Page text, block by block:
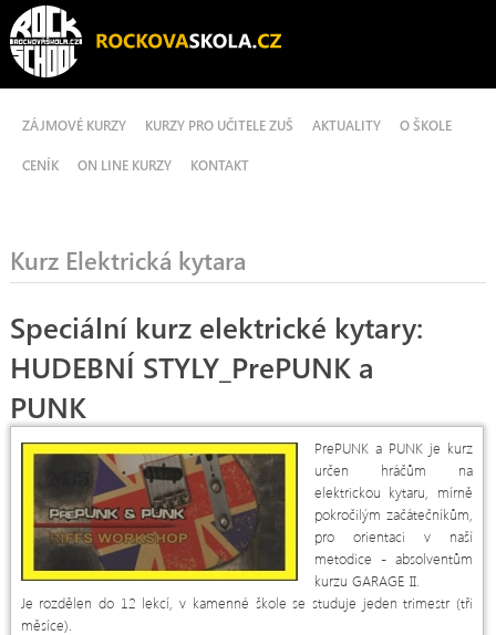
Kurz Elektrická kytara
Speciální kurz elektrické kytary:
HUDEBNÍ STYLY_PrePUNK a
PUNK
PrePUNK a PUNK je kurz
určen hráčům na
elektrickou kytaru, mírně
pokročilým začátečníkům,
pro orientaci v naší
metodice - absolventům
kurzu GARAGE II.
Je rozdělen do 12 lekcí, v kamenné škole se studuje jeden trimestr (tři
měsíce).
ZÁJMOVÉ KURZY KURZY PRO UČITELE ZUŠ AKTUALITY O ŠKOLE
CENÍK ON LINE KURZY KONTAKT